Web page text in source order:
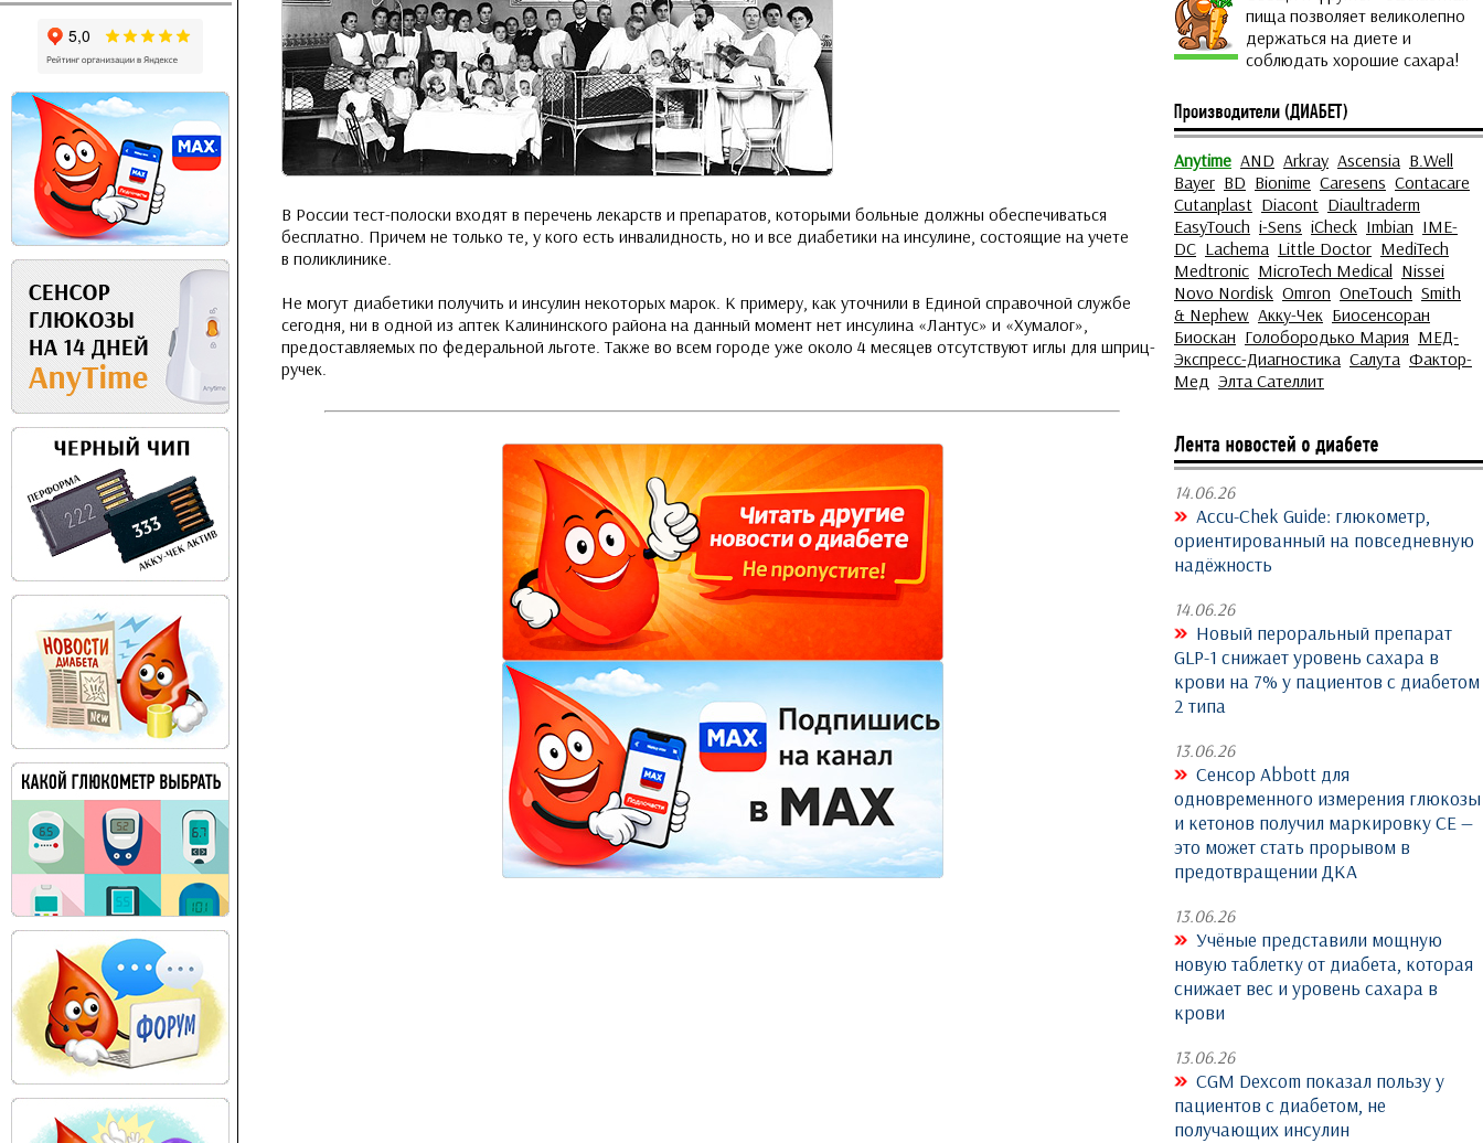
В России тест-полоски входят в перечень лекарств и препаратов, которыми больные должны обеспечиваться
бесплатно. Причем не только те, у кого есть инвалидность, но и все диабетики на инсулине, состоящие на учете
в поликлинике.
Не могут диабетики получить и инсулин некоторых марок. К примеру, как уточнили в Единой справочной службе
сегодня, ни в одной из аптек Калининского района на данный момент нет инсулина «Лантус» и «Хумалог»,
предоставляемых по федеральной льготе. Также во всем городе уже около 4 месяцев отсутствуют иглы для шприц-
ручек.
пища позволяет великолепно
держаться на диете и
соблюдать хорошие сахара!
Anytime AND Arkray Ascensia B.Well
Bayer BD Bionime Caresens Contacare
Cutanplast Diacont Diaultraderm
EasyTouch i-Sens iCheck Imbian IME-
DC Lachema Little Doctor MediTech
Medtronic MicroTech Medical Nissei
Novo Nordisk Omron OneTouch Smith
& Nephew Акку-Чек Биосенсоран
Биоскан Голобородько Мария МЕД-
Экспресс-Диагностика Салута Фактор-
Мед Элта Сателлит
14.06.26
Accu-Chek Guide: глюкометр,
ориентированный на повседневную
надёжность
14.06.26
Новый пероральный препарат
GLP-1 снижает уровень сахара в
крови на 7% у пациентов с диабетом
2 типа
13.06.26
Сенсор Abbott для
одновременного измерения глюкозы
и кетонов получил маркировку CE —
это может стать прорывом в
предотвращении ДКА
13.06.26
Учёные представили мощную
новую таблетку от диабета, которая
снижает вес и уровень сахара в
крови
13.06.26
CGM Dexcom показал пользу у
пациентов с диабетом, не
получающих инсулин